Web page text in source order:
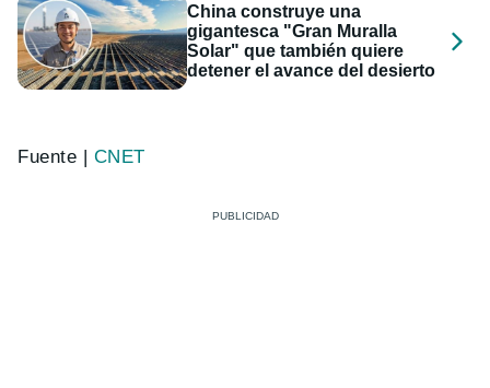
China construye una
gigantesca "Gran Muralla
Solar" que también quiere
detener el avance del desierto
Fuente | CNET